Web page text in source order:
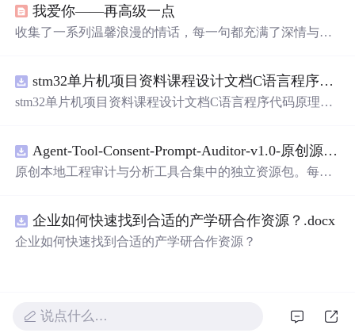
我爱你——再高级一点
收集了一系列温馨浪漫的情话，每一句都充满了深情与爱
stm32单片机项目资料课程设计文档C语言程序代码原理图电路PCB实例五种PWM反馈控制模式研究
stm32单片机项目资料课程设计文档C语言程序代码原理图
Agent-Tool-Consent-Prompt-Auditor-v1.0-原创源码与文档.zip
原创本地工程审计与分析工具合集中的独立资源包。每个
README、运行说明、功能清单、MIT License及原创与授
权声明。解压后进入project目录，执行npm test验证算法，
企业如何快速找到合适的产学研合作资源？.docx
企业如何快速找到合适的产学研合作资源？
说点什么…